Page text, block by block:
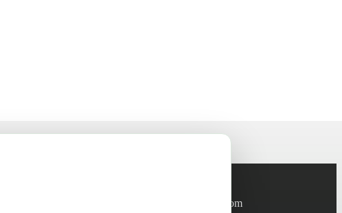
info@green-tech-shop.com